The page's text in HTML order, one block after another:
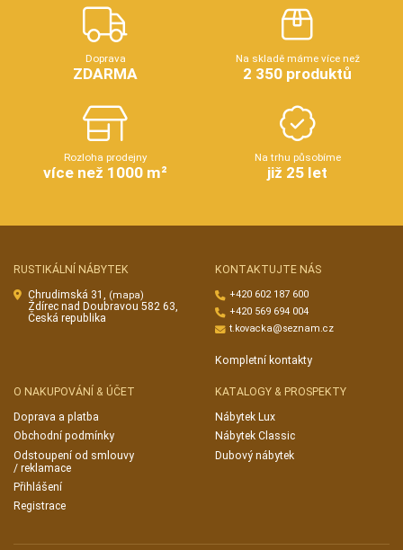
Doprava
ZDARMA
Na skladě máme více než
2 350 produktů
Rozloha prodejny
více než 1000 m²
Na trhu působíme
již 25 let
RUSTIKÁLNÍ NÁBYTEK
Chrudimská 31, (mapa)
Ždírec nad Doubravou 582 63,
Česká republika
KONTAKTUJTE NÁS
+420 602 187 600
+420 569 694 004
t.kovacka@seznam.cz
Kompletní kontakty
O NAKUPOVÁNÍ & ÚČET
Doprava a platba
Obchodní podmínky
Odstoupení od smlouvy
/ reklamace
Přihlášení
Registrace
KATALOGY & PROSPEKTY
Nábytek Lux
Nábytek Classic
Dubový nábytek